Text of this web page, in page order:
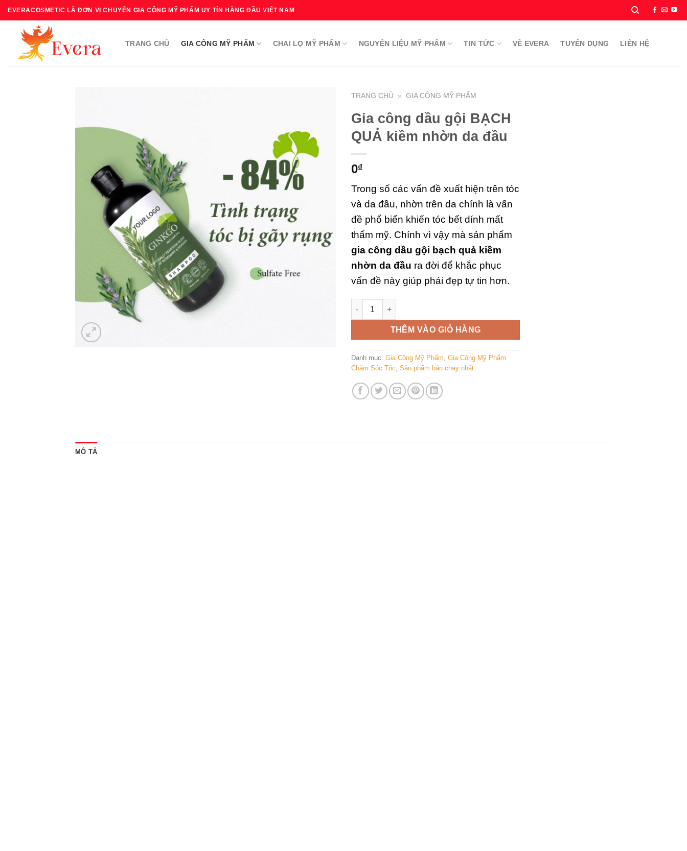
Bỏ
qua
EVERACOSMETIC LÀ ĐƠN VỊ CHUYÊN GIA CÔNG MỸ PHẨM UY TÍN HÀNG ĐẦU VIỆT NAM
TRANG CHỦ GIA CÔNG MỸ PHẨM CHAI LỌ MỸ PHẨM NGUYÊN LIỆU MỸ PHẨM TIN TỨC VỀ EVERA TUYỂN DỤNG LIÊN HỆ
TRANG CHỦ » GIA CÔNG MỸ PHẨM
Gia công dầu gội BẠCH
QUẢ kiềm nhờn da đầu
0₫
Trong số các vấn đề xuất hiện trên tóc
và da đầu, nhờn trên da chính là vấn
đề phổ biến khiến tóc bết dính mất
thẩm mỹ. Chính vì vậy mà sản phẩm
gia công dầu gội bạch quả kiềm
nhờn da đầu ra đời để khắc phục
vấn đề này giúp phái đẹp tự tin hơn.
Gia công dầu gội BẠCH QUẢ kiềm nhờn da đầu số lượng
THÊM VÀO GIỎ HÀNG
Danh mục: Gia Công Mỹ Phẩm, Gia Công Mỹ Phẩm
Chăm Sóc Tóc, Sản phẩm bán chạy nhất
MÔ TẢ